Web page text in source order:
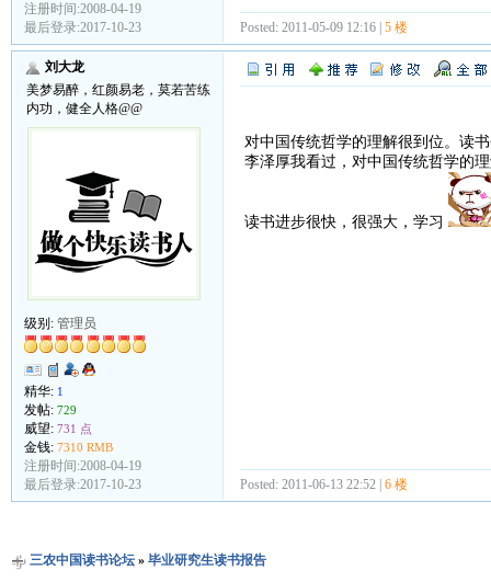
注册时间:2008-04-19
最后登录:2017-10-23
Posted: 2011-05-09 12:16 | 5 楼
刘大龙
美梦易醉，红颜易老，莫若苦练
内功，健全人格@@
级别: 管理员
精华: 1
发帖: 729
威望: 731 点
金钱: 7310 RMB
注册时间:2008-04-19
最后登录:2017-10-23
对中国传统哲学的理解很到位。读
李泽厚我看过，对中国传统哲学的
读书进步很快，很强大，学习
Posted: 2011-06-13 22:52 | 6 楼
三农中国读书论坛» 毕业研究生读书报告